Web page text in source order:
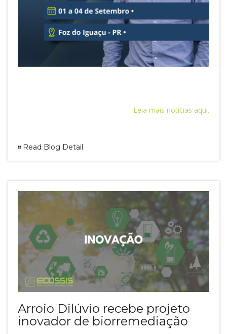
Leia mais noticias aqui.
Read Blog Detail
Arroio Dilúvio recebe projeto
inovador de biorremediação